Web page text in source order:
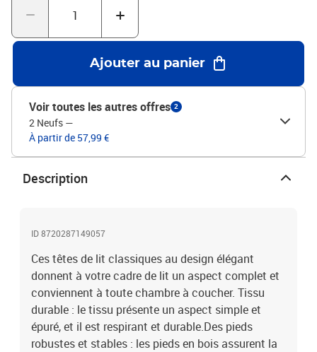
tissu (100 % polyester), bois d'ingénierie, bois de mélèze
x 5 x 78/88 cm (l x P x H)Dimensions (chacune) : 80 x 5 x 78/88 cm
(l x P x H)La livraison contient :2 x tête de lit
Ajouter au panier
Voir toutes les autres offres 2
2 Neufs —
À partir de 57,99 €
Description
ID 8720287149057
Ces têtes de lit classiques au design élégant
donnent à votre cadre de lit un aspect complet et
conviennent à toute chambre à coucher. Tissu
durable : le tissu présente un aspect simple et
épuré, et il est respirant et durable.Des pieds
robustes et stables : les pieds en bois assurent la